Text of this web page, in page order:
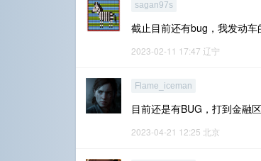
sagan97s
截止目前还有bug，我发动
2023-02-11 17:47 辽宁
Flame_iceman
目前还是有BUG，打到金融
2023-04-21 12:25 北京